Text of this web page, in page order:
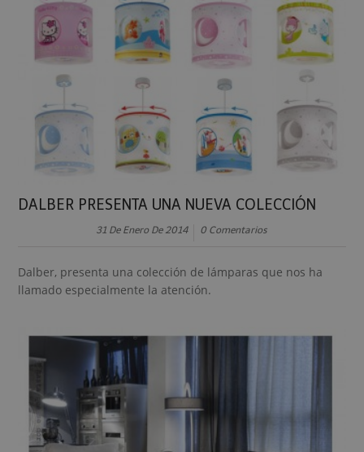
DALBER PRESENTA UNA NUEVA COLECCIÓN
31 De Enero De 2014 0 Comentarios
Dalber, presenta una colección de lámparas que nos ha
llamado especialmente la atención.